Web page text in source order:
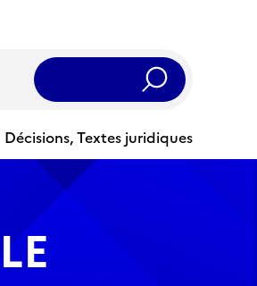
Rechercher
Décisions, Textes juridiques